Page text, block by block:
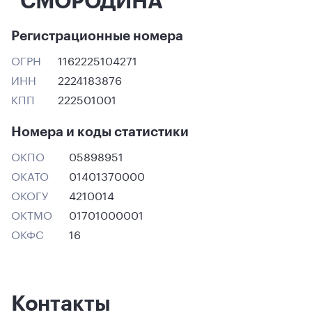
Регистрационные номера
ОГРН
1162225104271
ИНН
2224183876
КПП
222501001
Номера и коды статистики
ОКПО
05898951
ОКАТО
01401370000
ОКОГУ
4210014
ОКТМО
01701000001
ОКФС
16
Контакты